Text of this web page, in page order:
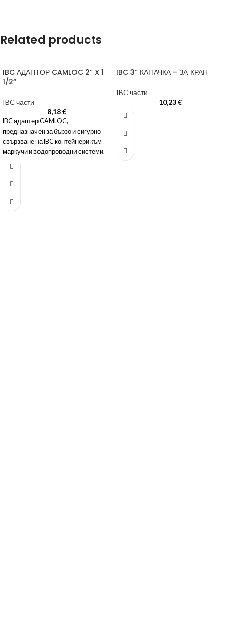
Related products
IBC АДАПТОР CAMLOC 2“ X 1
1/2“
IBC части
8,18€
IBC адаптер CAMLOC,
предназначен за бързо и сигурно
свързване на IBC контейнери към
маркучи и водопроводни системи.
Изработен от устойчиви
IBC 3“ КАПАЧКА – ЗА КРАН
IBC части
10,23€